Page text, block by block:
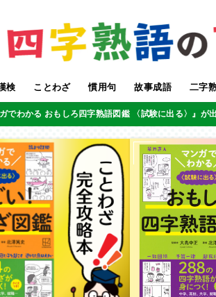
検 ことわざ 慣用句 故事成語 二字
でわかる おもしろ四字熟語図鑑 〈試験に出る〉』が